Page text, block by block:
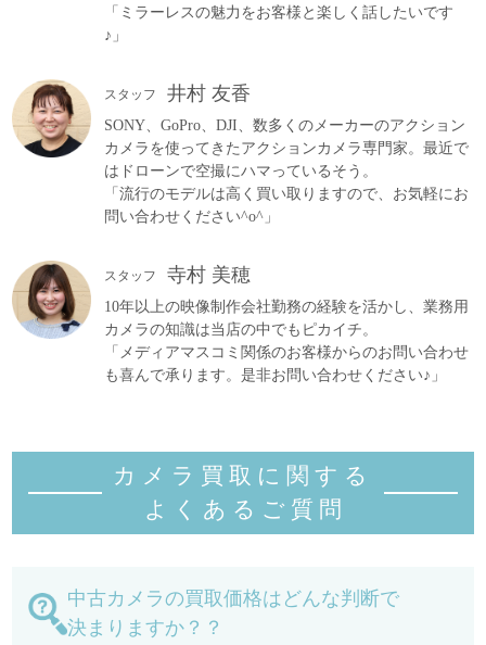
「ミラーレスの魅力をお客様と楽しく話したいです
♪」
スタッフ 井村 友香
SONY、GoPro、DJI、数多くのメーカーのアクション
カメラを使ってきたアクションカメラ専門家。最近で
はドローンで空撮にハマっているそう。
「流行のモデルは高く買い取りますので、お気軽にお
問い合わせください^o^」
スタッフ 寺村 美穂
10年以上の映像制作会社勤務の経験を活かし、業務用
カメラの知識は当店の中でもピカイチ。
「メディアマスコミ関係のお客様からのお問い合わせ
も喜んで承ります。是非お問い合わせください♪」
カメラ買取に関する
よくあるご質 問
中古カメラの買取価格はどんな判断で
決まりますか？？